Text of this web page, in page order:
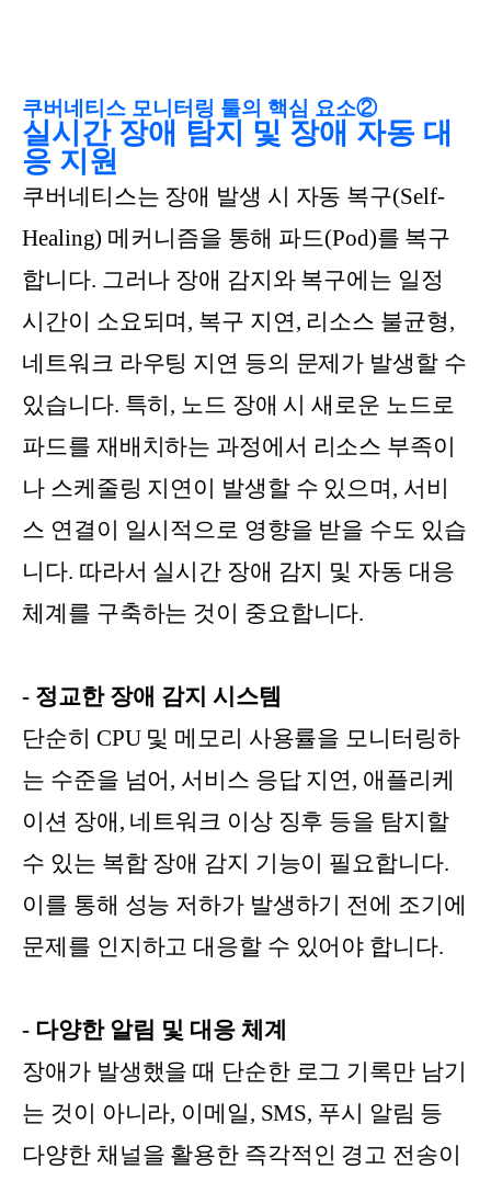
쿠버네티스 모니터링 툴의 핵심 요소②
실시간 장애 탐지 및 장애 자동 대
응 지원
쿠버네티스는 장애 발생 시 자동 복구(Self-
Healing) 메커니즘을 통해 파드(Pod)를 복구
합니다. 그러나 장애 감지와 복구에는 일정
시간이 소요되며, 복구 지연, 리소스 불균형,
네트워크 라우팅 지연 등의 문제가 발생할 수
있습니다. 특히, 노드 장애 시 새로운 노드로
파드를 재배치하는 과정에서 리소스 부족이
나 스케줄링 지연이 발생할 수 있으며, 서비
스 연결이 일시적으로 영향을 받을 수도 있습
니다. 따라서 실시간 장애 감지 및 자동 대응
체계를 구축하는 것이 중요합니다.
- 정교한 장애 감지 시스템
단순히 CPU 및 메모리 사용률을 모니터링하
는 수준을 넘어, 서비스 응답 지연, 애플리케
이션 장애, 네트워크 이상 징후 등을 탐지할
수 있는 복합 장애 감지 기능이 필요합니다.
이를 통해 성능 저하가 발생하기 전에 조기에
문제를 인지하고 대응할 수 있어야 합니다.
- 다양한 알림 및 대응 체계
장애가 발생했을 때 단순한 로그 기록만 남기
는 것이 아니라, 이메일, SMS, 푸시 알림 등
다양한 채널을 활용한 즉각적인 경고 전송이